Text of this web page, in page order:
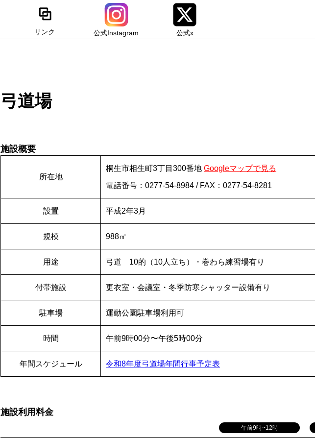
リンク 公式Instagram 公式x
弓道場
施設概要
所在地
桐生市相生町3丁目300番地 Googleマップで見る
電話番号：0277-54-8984 / FAX：0277-54-8281
設置 平成2年3月
規模 988㎡
用途 弓道 10的（10人立ち）・巻わら練習場有り
付帯施設 更衣室・会議室・冬季防寒シャッター設備有り
駐車場 運動公園駐車場利用可
時間 午前9時00分〜午後5時00分
年間スケジュール 令和8年度弓道場年間行事予定表
施設利用料金
午前9時~12時